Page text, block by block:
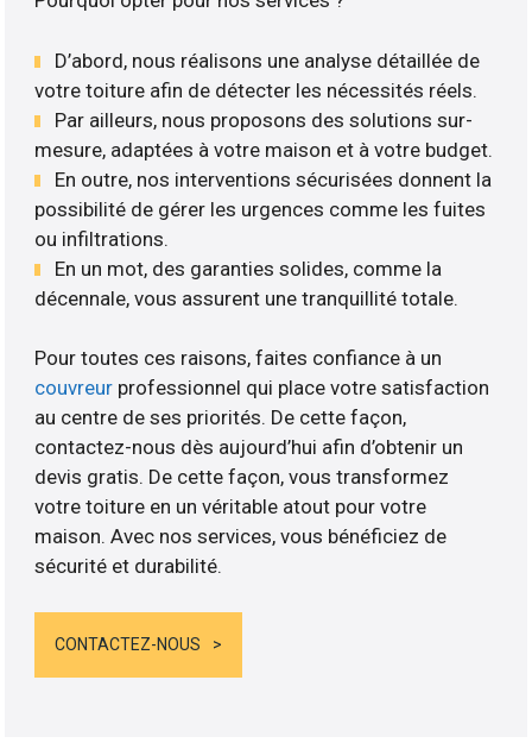
D’abord, nous réalisons une analyse détaillée de
votre toiture afin de détecter les nécessités réels.
Par ailleurs, nous proposons des solutions sur-
mesure, adaptées à votre maison et à votre budget.
En outre, nos interventions sécurisées donnent la
possibilité de gérer les urgences comme les fuites
ou infiltrations.
En un mot, des garanties solides, comme la
décennale, vous assurent une tranquillité totale.
Pour toutes ces raisons, faites confiance à un
couvreur professionnel qui place votre satisfaction
au centre de ses priorités. De cette façon,
contactez-nous dès aujourd’hui afin d’obtenir un
devis gratis. De cette façon, vous transformez
votre toiture en un véritable atout pour votre
maison. Avec nos services, vous bénéficiez de
sécurité et durabilité.
CONTACTEZ-NOUS